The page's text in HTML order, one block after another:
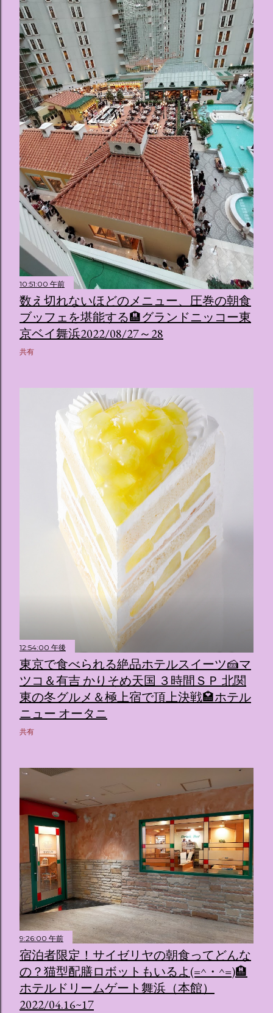
10:51:00 午前
数え切れないほどのメニュー、圧巻の朝食
ブッフェを堪能する🏨グランドニッコー東
京ベイ舞浜2022/08/27～28
共有
12:54:00 午後
東京で食べられる絶品ホテルスイーツ🍰マ
ツコ＆有吉 かりそめ天国 ３時間ＳＰ 北関
東の冬グルメ＆極上宿で頂上決戦🏩ホテル
ニュー オータニ
共有
9:26:00 午前
宿泊者限定！サイゼリヤの朝食ってどんな
の？猫型配膳ロボットもいるよ(=^・^=)🏨
ホテルドリームゲート舞浜（本館）
2022/04.16~17